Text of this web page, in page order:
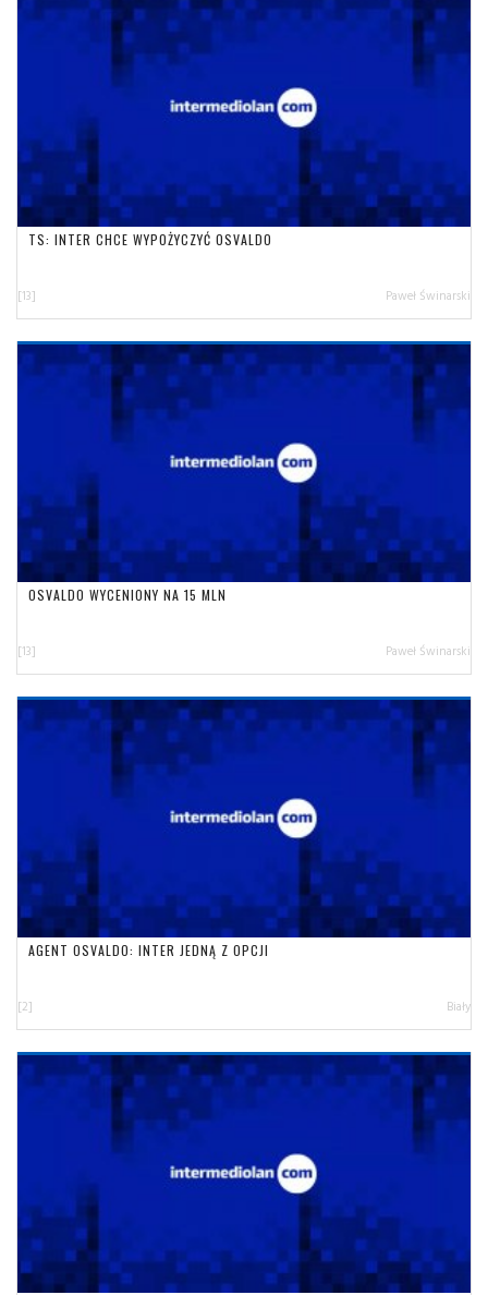
TS: INTER CHCE WYPOŻYCZYĆ OSVALDO
[13] Paweł Świnarski
OSVALDO WYCENIONY NA 15 MLN
[13] Paweł Świnarski
AGENT OSVALDO: INTER JEDNĄ Z OPCJI
[2] Biały